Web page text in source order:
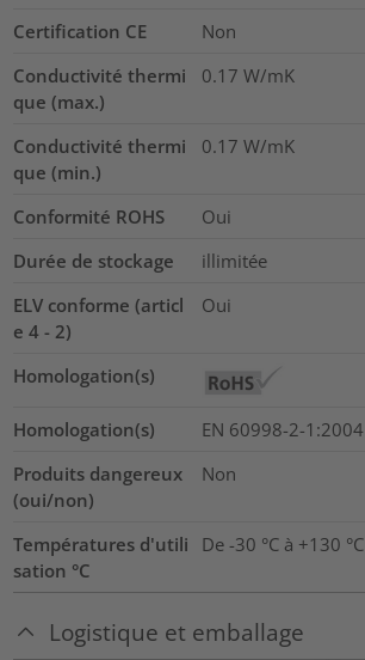
Certification CE
Non
Conductivité thermi
que (max.)
0.17 W/mK
Conductivité thermi
que (min.)
0.17 W/mK
Conformité ROHS
Oui
Durée de stockage
illimitée
ELV conforme (articl
e 4 - 2)
Oui
Homologation(s)
Homologation(s)
EN 60998-2-1:2004
Produits dangereux
(oui/non)
Non
Températures d'utili
sation °C
De -30 °C à +130 °C
Logistique et emballage